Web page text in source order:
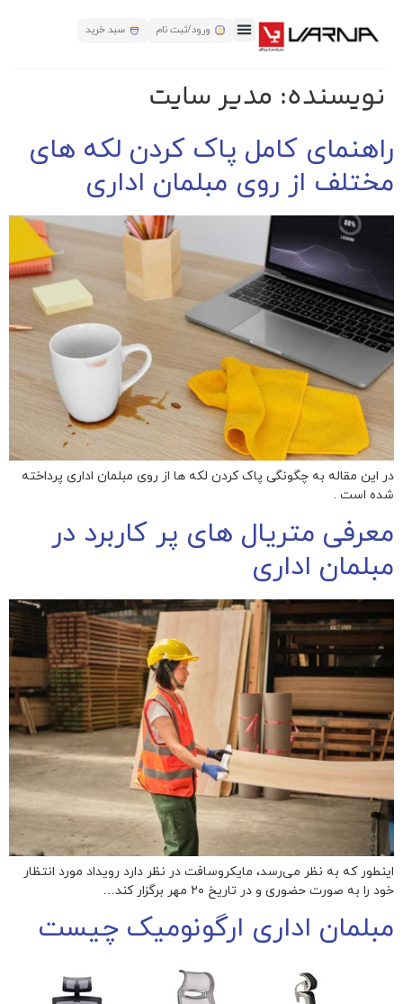
ورود/ثبت نام سبد خرید
نویسنده: مدیر سایت
راهنمای کامل پاک کردن لکه های
مختلف از روی مبلمان اداری
در این مقاله به چگونگی پاک کردن لکه ها از روی مبلمان اداری پرداخته
شده است .
معرفی متریال های پر کاربرد در
مبلمان اداری
اینطور که به نظر می‌رسد، مایکروسافت در نظر دارد رویداد مورد انتظار
خود را به صورت حضوری و در تاریخ ۲۰ مهر برگزار کند…
مبلمان اداری ارگونومیک چیست